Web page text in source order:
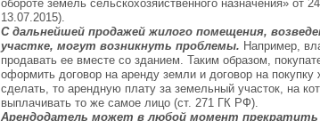
обороте земель сельскохозяйственного назначения» от
13.07.2015).
С дальнейшей продажей жилого помещения,
участке, могут возникнуть проблемы. Например,
продавать ее вместе со зданием. Таким образом,
оформить договор на аренду земли и договор на
сделать, то арендную плату за земельный участок, на
выплачивать то же самое лицо (ст. 271 ГК РФ).
Арендодатель может в любой момент прекратить